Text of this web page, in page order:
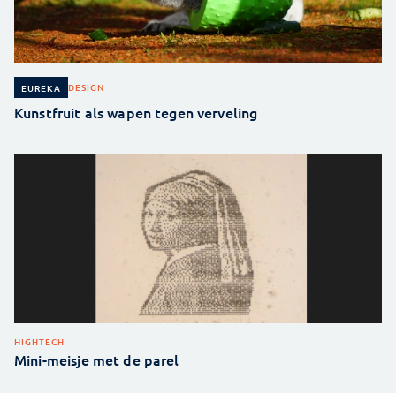
EUREKA DESIGN
Kunstfruit als wapen tegen verveling
HIGHTECH
Mini-meisje met de parel